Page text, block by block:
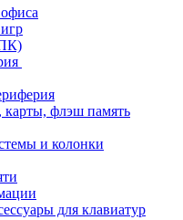
карты, флэш память
и колонки
для клавиатур